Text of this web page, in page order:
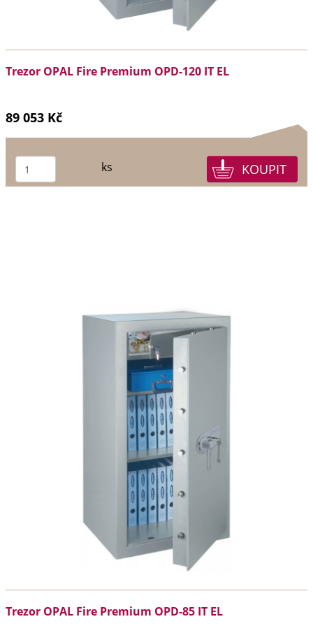
Trezor OPAL Fire Premium OPD-120 IT EL
89 053 Kč
ks
Trezor OPAL Fire Premium OPD-85 IT EL